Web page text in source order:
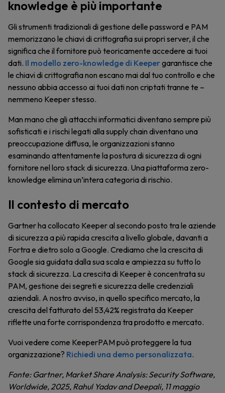
knowledge è più importante
Gli strumenti tradizionali di gestione delle password e PAM
memorizzano le chiavi di crittografia sui propri server, il che
significa che il fornitore può teoricamente accedere ai tuoi
dati. Il modello zero-knowledge di Keepergarantisce che
le chiavi di crittografia non escano mai dal tuo controllo e che
nessuno abbia accesso ai tuoi dati non criptati tranne te –
nemmeno Keeper stesso.
Man mano che gli attacchi informatici diventano sempre più
sofisticati e i rischi legati alla supply chain diventano una
preoccupazione diffusa, le organizzazioni stanno
esaminando attentamente la postura di sicurezza di ogni
fornitore nel loro stack di sicurezza. Una piattaforma zero-
knowledge elimina un’intera categoria di rischio.
Il contesto di mercato
Gartner ha collocato Keeper al secondo posto tra le aziende
di sicurezza a più rapida crescita a livello globale, davanti a
Fortra e dietro solo a Google. Crediamo che la crescita di
Google sia guidata dalla sua scala e ampiezza su tutto lo
stack di sicurezza. La crescita di Keeper è concentrata su
PAM, gestione dei segreti e sicurezza delle credenziali
aziendali. A nostro avviso, in quello specifico mercato, la
crescita del fatturato del 53,42% registrata da Keeper
riflette una forte corrispondenza tra prodotto e mercato.
Vuoi vedere come KeeperPAM può proteggere la tua
organizzazione? Richiedi una demo personalizzata.
Fonte: Gartner, Market Share Analysis: Security Software,
Worldwide, 2025, Rahul Yadav and Deepali, 11 maggio